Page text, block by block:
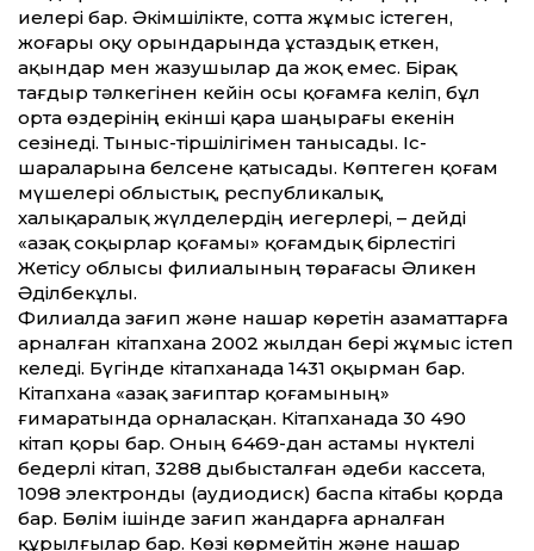
иелері бар. Әкімшілікте, сотта жұмыс істеген,
жоғары оқу орындарында ұстаздық еткен,
ақындар мен жазушылар да жоқ емес. Бірақ
тағдыр тәлкегінен кейін осы қоғамға келіп, бұл
орта өздерінің екінші қара шаңырағы екенін
сезінеді. Тыныс-тіршілігімен танысады. Іс-
шараларына белсене қатысады. Көптеген қоғам
мүшелері облыстық, республикалық,
халықаралық жүлделердің иегерлері, – дейді
«Қазақ соқырлар қоғамы» қоғамдық бірлестігі
Жетісу облысы филиалының төрағасы Әликен
Әділбекұлы.
Филиалда зағип және нашар көретін азаматтарға
арналған кітапхана 2002 жылдан бері жұмыс істеп
келеді. Бүгінде кітапханада 1431 оқырман бар.
Кітапхана «Қазақ зағиптар қоғамының»
ғимаратында орналасқан. Кітап­ханада 30 490
кітап қоры бар. Оның 6469-дан астамы нүктелі
бедерлі кітап, 3288 дыбысталған әдеби кассета,
1098 электронды (аудиодиск) баспа кітабы қорда
бар. Бөлім ішінде зағип жандарға арналған
құрылғылар бар. Көзі көрмейтін және нашар